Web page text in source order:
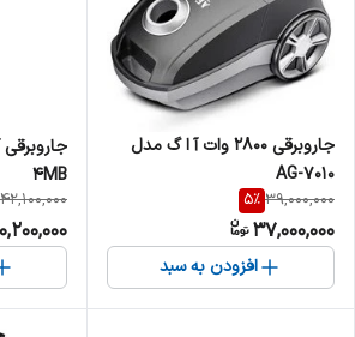
جاروبرقی 2800 وات آ ا گ مدل
AG-7010
39,000,000
5%
37,000,000
افزودن به سبد
4MB
42,100,000